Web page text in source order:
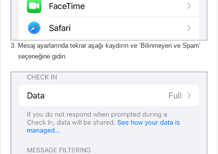
Mesaj ayarlarında tekrar aşağı kaydırın ve ‘Bilinmeyen ve Spam’
seçeneğine gidin.